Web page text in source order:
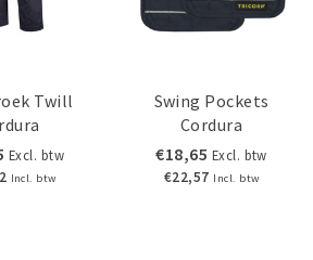
Twill
Excl. btw
Incl. btw
Swing Pockets
Cordura
€18,65 Excl. btw
€22,57 Incl. btw